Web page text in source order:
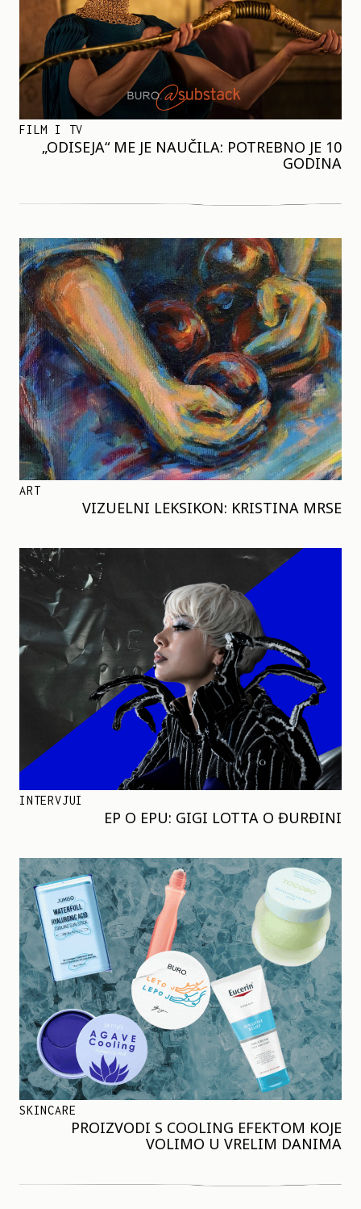
FILM I TV
„ODISEJA“ ME JE NAUČILA: POTREBNO JE 10
GODINA
ART
VIZUELNI LEKSIKON: KRISTINA MRSE
INTERVJUI
EP O EPU: GIGI LOTTA O ĐURĐINI
SKINCARE
PROIZVODI S COOLING EFEKTOM KOJE
VOLIMO U VRELIM DANIMA